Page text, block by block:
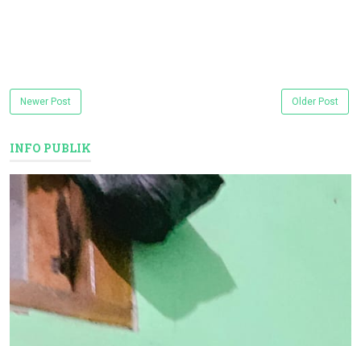
Newer Post Older Post
INFO PUBLIK